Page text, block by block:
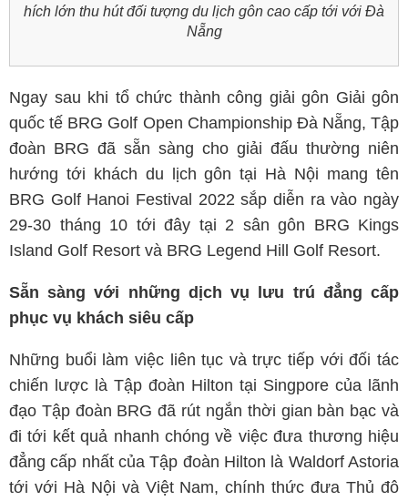
hích lớn thu hút đối tượng du lịch gôn cao cấp tới với Đà
Nẵng
Ngay sau khi tổ chức thành công giải gôn Giải gôn
quốc tế BRG Golf Open Championship Đà Nẵng, Tập
đoàn BRG đã sẵn sàng cho giải đấu thường niên
hướng tới khách du lịch gôn tại Hà Nội mang tên
BRG Golf Hanoi Festival 2022 sắp diễn ra vào ngày
29-30 tháng 10 tới đây tại 2 sân gôn BRG Kings
Island Golf Resort và BRG Legend Hill Golf Resort.
Sẵn sàng với những dịch vụ lưu trú đẳng cấp
phục vụ khách siêu cấp
Những buổi làm việc liên tục và trực tiếp với đối tác
chiến lược là Tập đoàn Hilton tại Singpore của lãnh
đạo Tập đoàn BRG đã rút ngắn thời gian bàn bạc và
đi tới kết quả nhanh chóng về việc đưa thương hiệu
đẳng cấp nhất của Tập đoàn Hilton là Waldorf Astoria
tới với Hà Nội và Việt Nam, chính thức đưa Thủ đô